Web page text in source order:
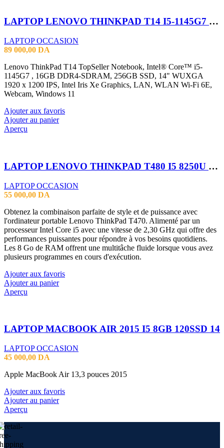
LAPTOP LENOVO THINKPAD T14 I5-1145G7 32G 512GB SSD 14″FHD TACTILE
LAPTOP OCCASION
89 000,00 DA
Lenovo ThinkPad T14 TopSeller Notebook, Intel® Core™ i5-
1145G7 , 16GB DDR4-SDRAM, 256GB SSD, 14" WUXGA
1920 x 1200 IPS, Intel Iris Xe Graphics, LAN, WLAN Wi-Fi 6E,
Webcam, Windows 11
Ajouter aux favoris
Ajouter au panier
Aperçu
LAPTOP LENOVO THINKPAD T480 I5 8250U 8GB
LAPTOP OCCASION
55 000,00 DA
Obtenez la combinaison parfaite de style et de puissance avec
l'ordinateur portable Lenovo ThinkPad T470. Alimenté par un
processeur Intel Core i5 avec une vitesse de 2,30 GHz qui offre des
performances puissantes pour répondre à vos besoins quotidiens.
Les 8 Go de RAM offrent une multitâche fluide lorsque vous avez
plusieurs programmes en cours d'exécution.
Ajouter aux favoris
Ajouter au panier
Aperçu
LAPTOP MACBOOK AIR 2015 I5 8GB 120SSD 14
LAPTOP OCCASION
45 000,00 DA
Apple MacBook Air 13,3 pouces 2015
Ajouter aux favoris
Ajouter au panier
Aperçu